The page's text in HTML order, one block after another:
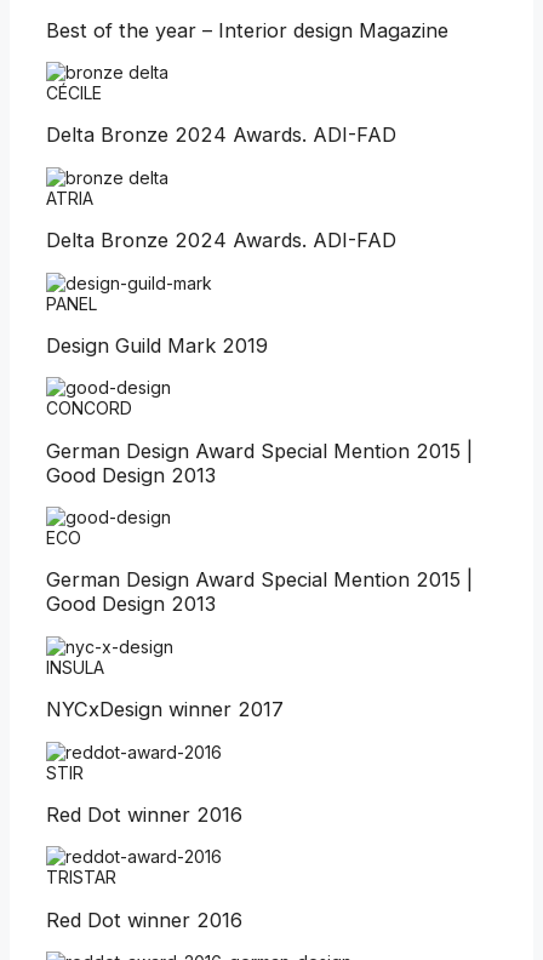
Best of the year – Interior design Magazine
CÉCILE
Delta Bronze 2024 Awards. ADI-FAD
ATRIA
Delta Bronze 2024 Awards. ADI-FAD
PANEL
Design Guild Mark 2019
CONCORD
German Design Award Special Mention 2015 |
Good Design 2013
ECO
German Design Award Special Mention 2015 |
Good Design 2013
INSULA
NYCxDesign winner 2017
STIR
Red Dot winner 2016
TRISTAR
Red Dot winner 2016